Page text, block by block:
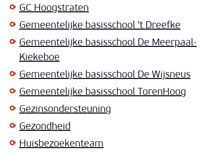
GC Hoogstraten
Gemeentelijke basisschool 't Dreefke
Gemeentelijke basisschool De Meerpaal-
Kiekeboe
Gemeentelijke basisschool De Wijsneus
Gemeentelijke basisschool TorenHoog
Gezinsondersteuning
Gezondheid
Huisbezoekenteam